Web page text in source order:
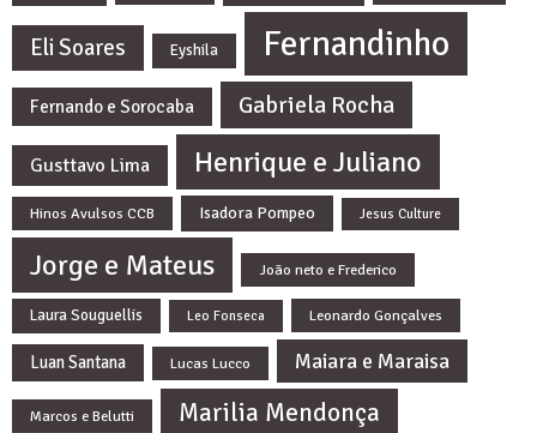
Eli Soares Eyshila Fernandinho
Fernando e Sorocaba Gabriela Rocha
Gusttavo Lima Henrique e Juliano
Hinos Avulsos CCB Isadora Pompeo Jesus Culture
Jorge e Mateus João neto e Frederico
Laura Souguellis Leo Fonseca Leonardo Gonçalves
Luan Santana Lucas Lucco Maiara e Maraisa
Marcos e Belutti Marilia Mendonça